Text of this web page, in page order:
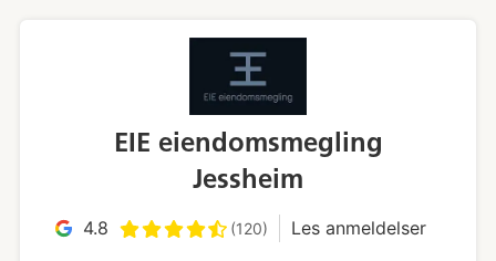
EIE eiendomsmegling
Jessheim
4.8 (120) Les anmeldelser